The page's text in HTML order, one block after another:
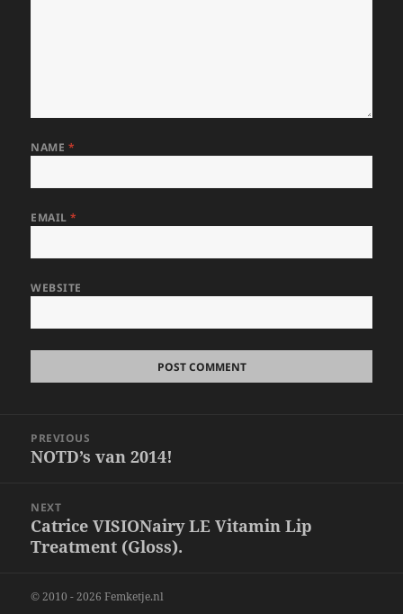
NAME *
EMAIL*
WEBSITE
navigation
PREVIOUS
Previous
NOTD’s van 2014!
NEXT
Next
post:
Catrice VISIONairy LE Vitamin Lip
Treatment (Gloss).
© 2010 - 2026 Femketje.nl